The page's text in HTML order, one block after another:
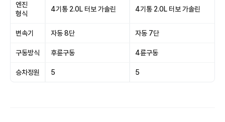
엔진
형식
4기통 2.0L 터보 가솔린 4기통 2.0L 터보 가솔린
변속기 자동 8단 자동 7단
구동방식 후륜구동 4륜구동
승차정원 5 5